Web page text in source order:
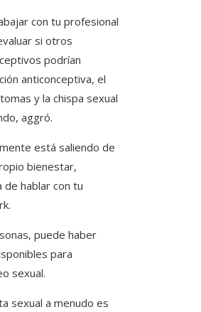
con tu profesional
si otros
podrían
anticonceptiva, el
y la chispa sexual
aggró.
está saliendo de
bienestar,
hablar con tu
puede haber
para
sexual.
sexual a menudo es